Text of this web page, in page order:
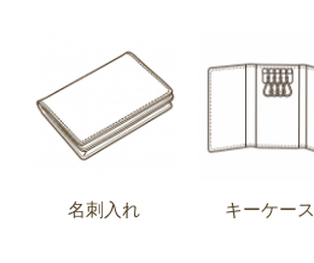
名刺入れ キーケース